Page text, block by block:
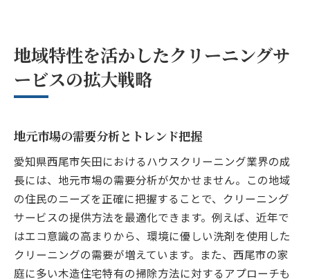
地域特性を活かしたクリーニングサ
ービスの拡大戦略
地元市場の需要分析とトレンド把握
愛知県西尾市矢田におけるハウスクリーニング業界の成
長には、地元市場の需要分析が欠かせません。この地域
の住民のニーズを正確に把握することで、クリーニング
サービスの提供方法を最適化できます。例えば、近年で
はエコ意識の高まりから、環境に優しい洗剤を使用した
クリーニングの需要が増えています。また、西尾市の家
庭に多い木造住宅特有の掃除方法に対するアプローチも